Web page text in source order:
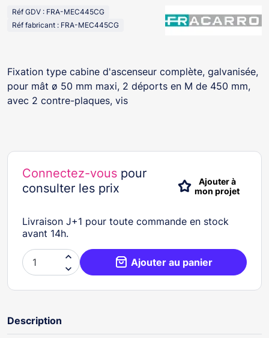
Réf GDV : FRA-MEC445CG
Réf fabricant : FRA-MEC445CG
Fixation type cabine d'ascenseur complète, galvanisée,
pour mât ø 50 mm maxi, 2 déports en M de 450 mm,
avec 2 contre-plaques, vis
Connectez-vous pour
consulter les prix
Ajouter à
mon projet
Livraison J+1 pour toute commande en stock
avant 14h.

 Ajouter au panier
Description